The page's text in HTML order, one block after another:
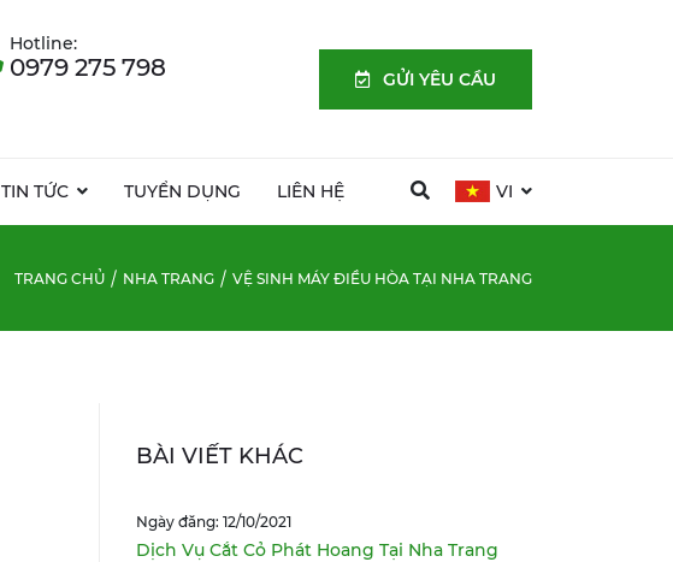
TIN TỨC TUYỂN DỤNG LIÊN HỆ VI
Hotline:
0979 275 798 GỬI YÊU CẦU
TRANG CHỦ NHA TRANG VỆ SINH MÁY ĐIỀU HÒA TẠI NHA TRANG
BÀI VIẾT KHÁC
Ngày đăng: 12/10/2021
Dịch Vụ Cắt Cỏ Phát Hoang Tại Nha Trang